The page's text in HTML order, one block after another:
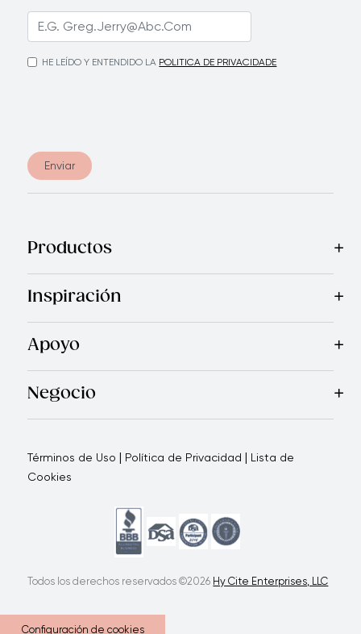
HE LEÍDO Y ENTENDIDO LA POLITICA DE PRIVACIDADE
Enviar
Productos
Mas VendidosCocinaElectrodomésticosCubiertos
Inspiración
RecetasBlogRevista Royal PrestigePrograma de
Apoyo
Garantía Royal Prestige®Quienes SomosPolítica de
Negocio
Por qué elegirnosCómo te apoyamosBlogs -
Términos de Uso | Política de Privacidad | Lista de
Cookies
Todos los derechos reservados ©2026 Hy Cite Enterprises, LLC
Configuración de cookies